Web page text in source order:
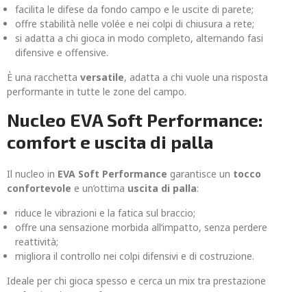
facilita le difese da fondo campo e le uscite di parete;
offre stabilità nelle volée e nei colpi di chiusura a rete;
si adatta a chi gioca in modo completo, alternando fasi
difensive e offensive.
È una racchetta versatile, adatta a chi vuole una risposta
performante in tutte le zone del campo.
Nucleo EVA Soft Performance:
comfort e uscita di palla
Il nucleo in EVA Soft Performance garantisce un tocco
confortevole e un’ottima uscita di palla:
riduce le vibrazioni e la fatica sul braccio;
offre una sensazione morbida all’impatto, senza perdere
reattività;
migliora il controllo nei colpi difensivi e di costruzione.
Ideale per chi gioca spesso e cerca un mix tra prestazione